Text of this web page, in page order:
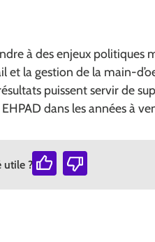
à des enjeux politiques
la gestion de la main-
puissent servir de
dans les années à
utile ?